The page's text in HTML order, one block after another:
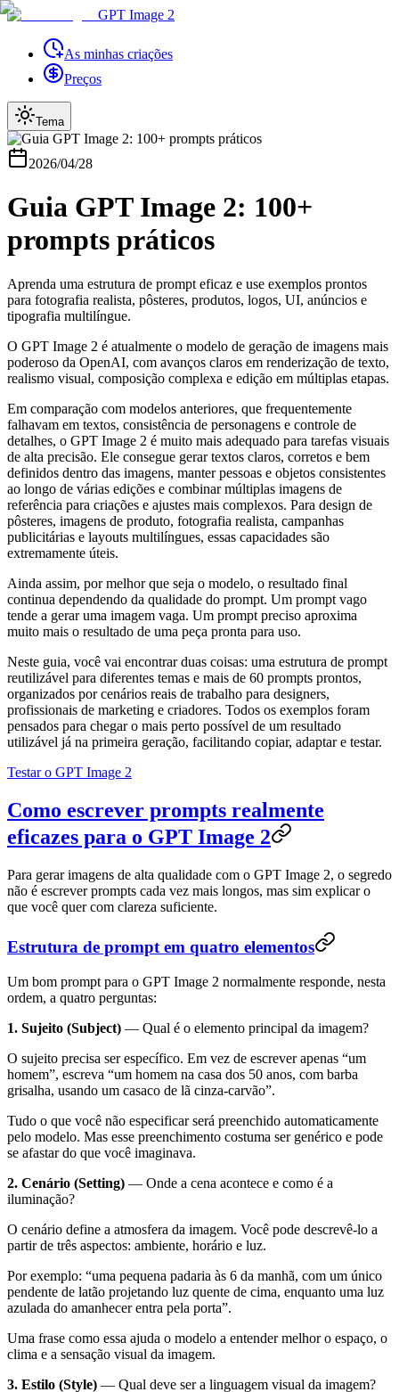
GPT Image 2
As minhas criações
Preços
Tema
2026/04/28
Guia GPT Image 2: 100+
prompts práticos
Aprenda uma estrutura de prompt eficaz e use exemplos prontos
para fotografia realista, pôsteres, produtos, logos, UI, anúncios e
tipografia multilíngue.
O GPT Image 2 é atualmente o modelo de geração de imagens mais
poderoso da OpenAI, com avanços claros em renderização de texto,
realismo visual, composição complexa e edição em múltiplas etapas.
Em comparação com modelos anteriores, que frequentemente
falhavam em textos, consistência de personagens e controle de
detalhes, o GPT Image 2 é muito mais adequado para tarefas visuais
de alta precisão. Ele consegue gerar textos claros, corretos e bem
definidos dentro das imagens, manter pessoas e objetos consistentes
ao longo de várias edições e combinar múltiplas imagens de
referência para criações e ajustes mais complexos. Para design de
pôsteres, imagens de produto, fotografia realista, campanhas
publicitárias e layouts multilíngues, essas capacidades são
extremamente úteis.
Ainda assim, por melhor que seja o modelo, o resultado final
continua dependendo da qualidade do prompt. Um prompt vago
tende a gerar uma imagem vaga. Um prompt preciso aproxima
muito mais o resultado de uma peça pronta para uso.
Neste guia, você vai encontrar duas coisas: uma estrutura de prompt
reutilizável para diferentes temas e mais de 60 prompts prontos,
organizados por cenários reais de trabalho para designers,
profissionais de marketing e criadores. Todos os exemplos foram
pensados para chegar o mais perto possível de um resultado
utilizável já na primeira geração, facilitando copiar, adaptar e testar.
Testar o GPT Image 2
Como escrever prompts realmente
eficazes para o GPT Image 2
Para gerar imagens de alta qualidade com o GPT Image 2, o segredo
não é escrever prompts cada vez mais longos, mas sim explicar o
que você quer com clareza suficiente.
Estrutura de prompt em quatro elementos
Um bom prompt para o GPT Image 2 normalmente responde, nesta
ordem, a quatro perguntas:
1. Sujeito (Subject) — Qual é o elemento principal da imagem?
O sujeito precisa ser específico. Em vez de escrever apenas “um
homem”, escreva “um homem na casa dos 50 anos, com barba
grisalha, usando um casaco de lã cinza-carvão”.
Tudo o que você não especificar será preenchido automaticamente
pelo modelo. Mas esse preenchimento costuma ser genérico e pode
se afastar do que você imaginava.
2. Cenário (Setting) — Onde a cena acontece e como é a
iluminação?
O cenário define a atmosfera da imagem. Você pode descrevê-lo a
partir de três aspectos: ambiente, horário e luz.
Por exemplo: “uma pequena padaria às 6 da manhã, com um único
pendente de latão projetando luz quente de cima, enquanto uma luz
azulada do amanhecer entra pela porta”.
Uma frase como essa ajuda o modelo a entender melhor o espaço, o
clima e a sensação visual da imagem.
3. Estilo (Style) — Qual deve ser a linguagem visual da imagem?